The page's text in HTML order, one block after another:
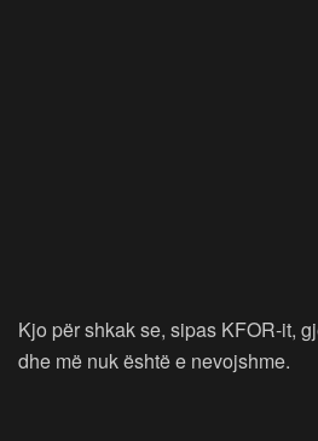
Kjo për shkak se, sipas KFOR-it,
dhe më nuk është e nevojshme.